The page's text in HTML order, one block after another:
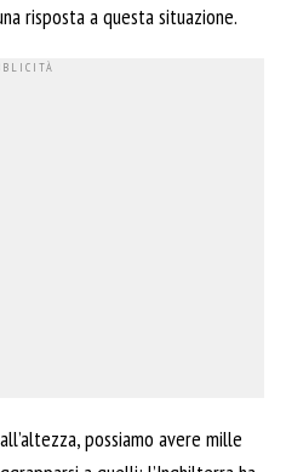
risposta a questa situazione.
possiamo avere mille